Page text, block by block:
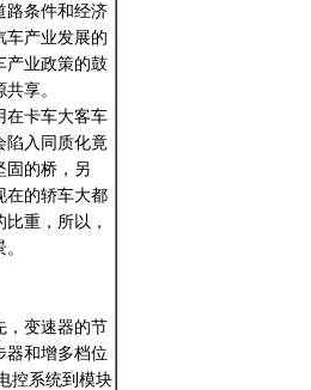
路条件和经济
车产业发展的
产业政策的鼓
共享。
在卡车大客车
陷入同质化竟
固的桥，另
在的轿车大都
重，所以，
，变速器的节
器和增多档位
控系统到模块